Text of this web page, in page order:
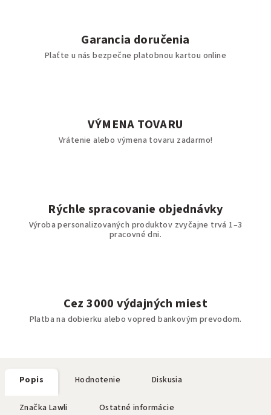
Garancia doručenia
Plaťte u nás bezpečne platobnou kartou online
VÝMENA TOVARU
Vrátenie alebo výmena tovaru zadarmo!
Rýchle spracovanie objednávky
Výroba personalizovaných produktov zvyčajne trvá 1–3
pracovné dni.
Cez 3000 výdajných miest
Platba na dobierku alebo vopred bankovým prevodom.
Popis Hodnotenie Diskusia
Značka Lawli Ostatné informácie